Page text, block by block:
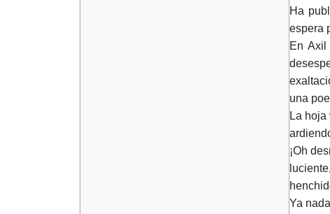
Ha
espera
En
una
La
¡Oh
Ya